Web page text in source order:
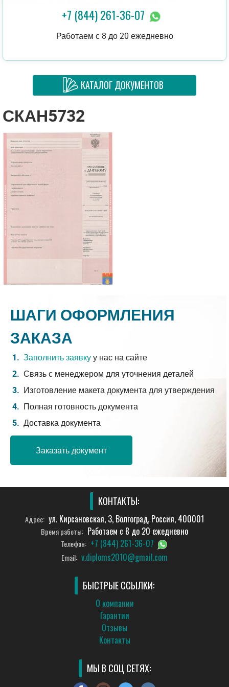
+7 (844) 261-36-07
Работаем с 8 до 20 ежедневно
КАТАЛОГ ДОКУМЕНТОВ
СКАН5732
ШАГИ ОФОРМЛЕНИЯ
ЗАКАЗА
Заполнить заявкуу нас на сайте
Связь с менеджером для уточнения деталей
Изготовление макета документа для утверждения
Полная готовность документа
Доставка документа
Заказать документ
КОНТАКТЫ:
Адрес: ул. Кирсановская, 3, Волгоград, Россия, 400001
Время работы: Работаем с 8 до 20 ежедневно
Телефон: +7 (844) 261-36-07
Email: v.diploms2010@gmail.com
БЫСТРЫЕ ССЫЛКИ:
О компании
Гарантии
Отзывы
Контакты
МЫ В СОЦ СЕТЯХ: